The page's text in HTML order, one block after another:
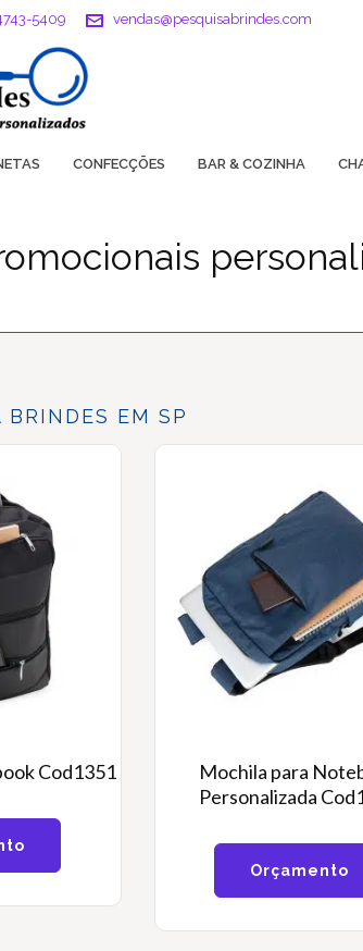
5409 vendas@pesquisabrindes.com
CONFECÇÕES BAR & COZINHA
BRINDES EM SP
Cod1351
Mochila para
Personalizada
Orçamento